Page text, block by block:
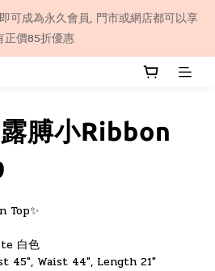
, 代購貨品除外（順豐門市自取或智
能櫃)
成為永久會員, 門市或網店都可以享
正價85折優惠
, 代購貨品除外（順豐門市自取或智
膊小Ribbon
Top✨
白色
45", Waist 44", Length 21"